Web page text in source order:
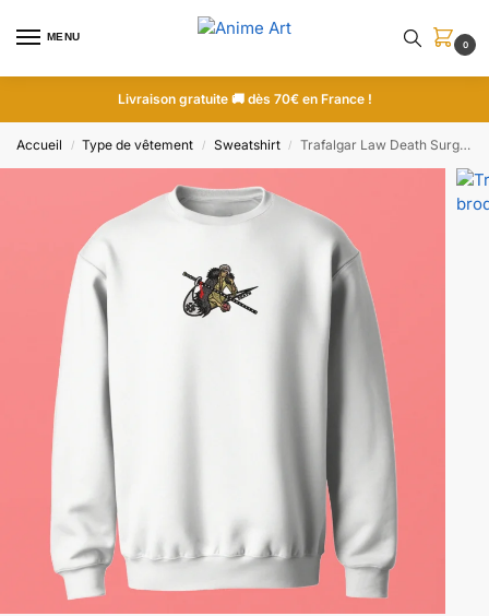
MENU
0
Livraison gratuite 🚚 dès 70€ en France !
Accueil / Type de vêtement / Sweatshirt / Trafalgar Law Death Surgeon | One Piece | Sweatshirt brodé